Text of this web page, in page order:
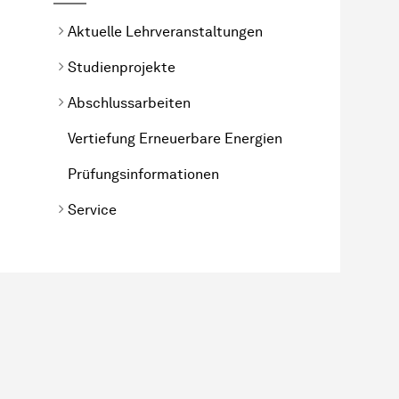
Aktuelle Lehrveranstaltungen
Studienprojekte
Abschlussarbeiten
Vertiefung Erneuerbare Energien
Prüfungsinformationen
Service